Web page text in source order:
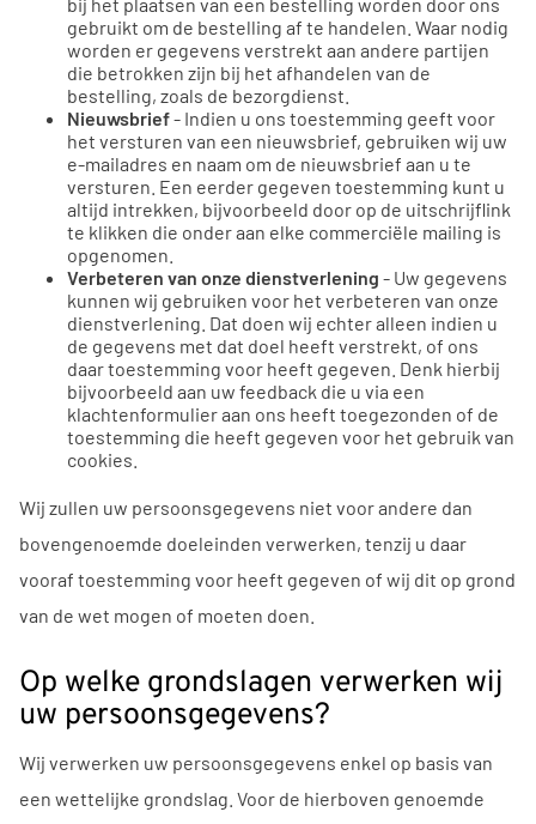
gebruikt om de bestelling af te handelen. Waar nodig
worden er gegevens verstrekt aan andere partijen
die betrokken zijn bij het afhandelen van de
bestelling, zoals de bezorgdienst.
Nieuwsbrief- Indien u ons toestemming geeft voor
het versturen van een nieuwsbrief, gebruiken wij uw
e-mailadres en naam om de nieuwsbrief aan u te
versturen. Een eerder gegeven toestemming kunt u
altijd intrekken, bijvoorbeeld door op de uitschrijflink
te klikken die onder aan elke commerciële mailing is
opgenomen.
Verbeteren van onze dienstverlening - Uw gegevens
kunnen wij gebruiken voor het verbeteren van onze
dienstverlening. Dat doen wij echter alleen indien u
de gegevens met dat doel heeft verstrekt, of ons
daar toestemming voor heeft gegeven. Denk hierbij
bijvoorbeeld aan uw feedback die u via een
klachtenformulier aan ons heeft toegezonden of de
toestemming die heeft gegeven voor het gebruik van
cookies.
Wij zullen uw persoonsgegevens niet voor andere dan
bovengenoemde doeleinden verwerken, tenzij u daar
vooraf toestemming voor heeft gegeven of wij dit op grond
van de wet mogen of moeten doen.
Op welke grondslagen verwerken wij
uw persoonsgegevens?
Wij verwerken uw persoonsgegevens enkel op basis van
een wettelijke grondslag. Voor de hierboven genoemde